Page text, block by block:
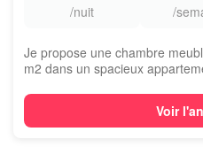
/nuit /
Je propose une chambre
m2 dans un spacieux
Voir